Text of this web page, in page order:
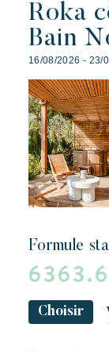
Roka
Bain
16/08/2026 - 23/
formule
Choisir